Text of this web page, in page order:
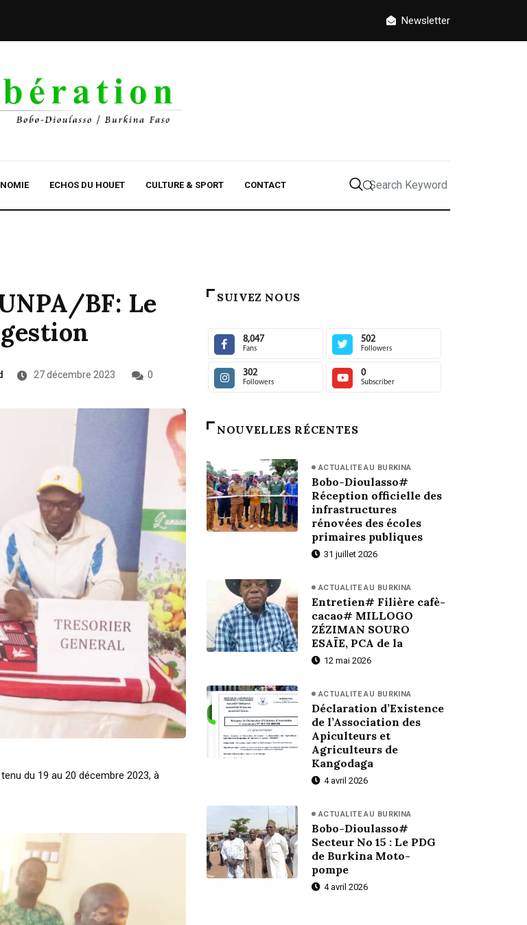
Newsletter
ECHOS DU HOUET CULTURE & SPORT CONTACT
BF: Le
27 décembre 2023 0
du 19 au 20 décembre 2023, à
SUIVEZ NOUS
8,047
Fans
502
Followers
302
Followers
0
Subscriber
NOUVELLES RÉCENTES
ACTUALITE AU BURKINA
Bobo-Dioulasso#
Réception officielle des
infrastructures
rénovées des écoles
primaires publiques
31 juillet 2026
ACTUALITE AU BURKINA
Entretien# Filière cafè-
cacao# MILLOGO
ZÉZIMAN SOURO
ESAÏE, PCA de la
12 mai 2026
ACTUALITE AU BURKINA
Déclaration d’Existence
de l’Association des
Apiculteurs et
Agriculteurs de
Kangodaga
4 avril 2026
ACTUALITE AU BURKINA
Bobo-Dioulasso#
Secteur No 15 : Le PDG
de Burkina Moto-
pompe
4 avril 2026